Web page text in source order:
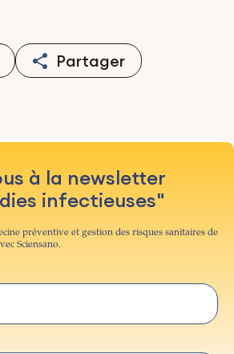
Partager
à la newsletter
infectieuses"
préventive et gestion des risques sanitaires de
Sciensano.